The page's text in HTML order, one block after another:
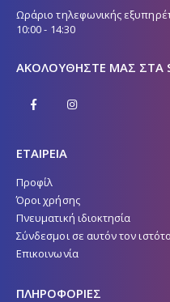
Ωράριο τηλεφωνικής
10:00 - 14:30
ΑΚΟΛΟΥΘΉΣΤΕ ΜΑΣ ΣΤΑ
ΕΤΑΙΡΕΙΑ
Προφίλ
Όροι χρήσης
Πνευματική ιδιοκτησία
Σύνδεσμοι σε αυτόν τον
Επικοινωνία
ΠΛΗΡΟΦΟΡΙΕΣ